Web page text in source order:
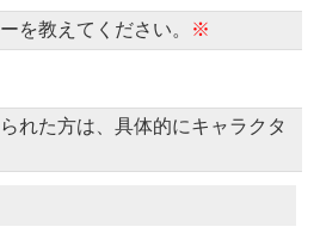
を教えてください。 ※
れた方は、具体的にキャラクタ